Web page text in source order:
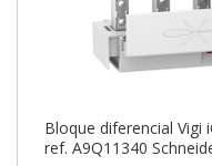
Bloque diferencial Vigi
ref. A9Q11340